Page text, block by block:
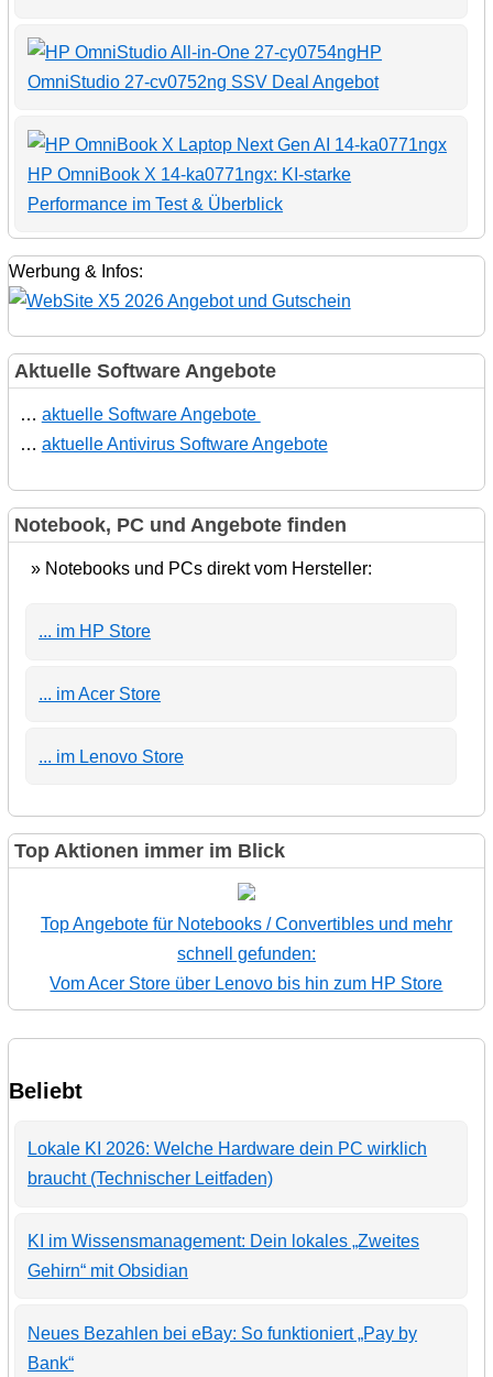
HP
OmniStudio 27-cv0752ng SSV Deal Angebot
HP OmniBook X 14-ka0771ngx: KI-starke
Performance im Test & Überblick
Werbung & Infos:
Aktuelle Software Angebote
… aktuelle Software Angebote
… aktuelle Antivirus Software Angebote
Notebook, PC und Angebote finden
» Notebooks und PCs direkt vom Hersteller:
... im HP Store
... im Acer Store
... im Lenovo Store
Top Aktionen immer im Blick
Top Angebote für Notebooks / Convertibles und mehr
schnell gefunden:
Vom Acer Store über Lenovo bis hin zum HP Store
Beliebt
Lokale KI 2026: Welche Hardware dein PC wirklich
braucht (Technischer Leitfaden)
KI im Wissensmanagement: Dein lokales „Zweites
Gehirn“ mit Obsidian
Neues Bezahlen bei eBay: So funktioniert „Pay by
Bank“